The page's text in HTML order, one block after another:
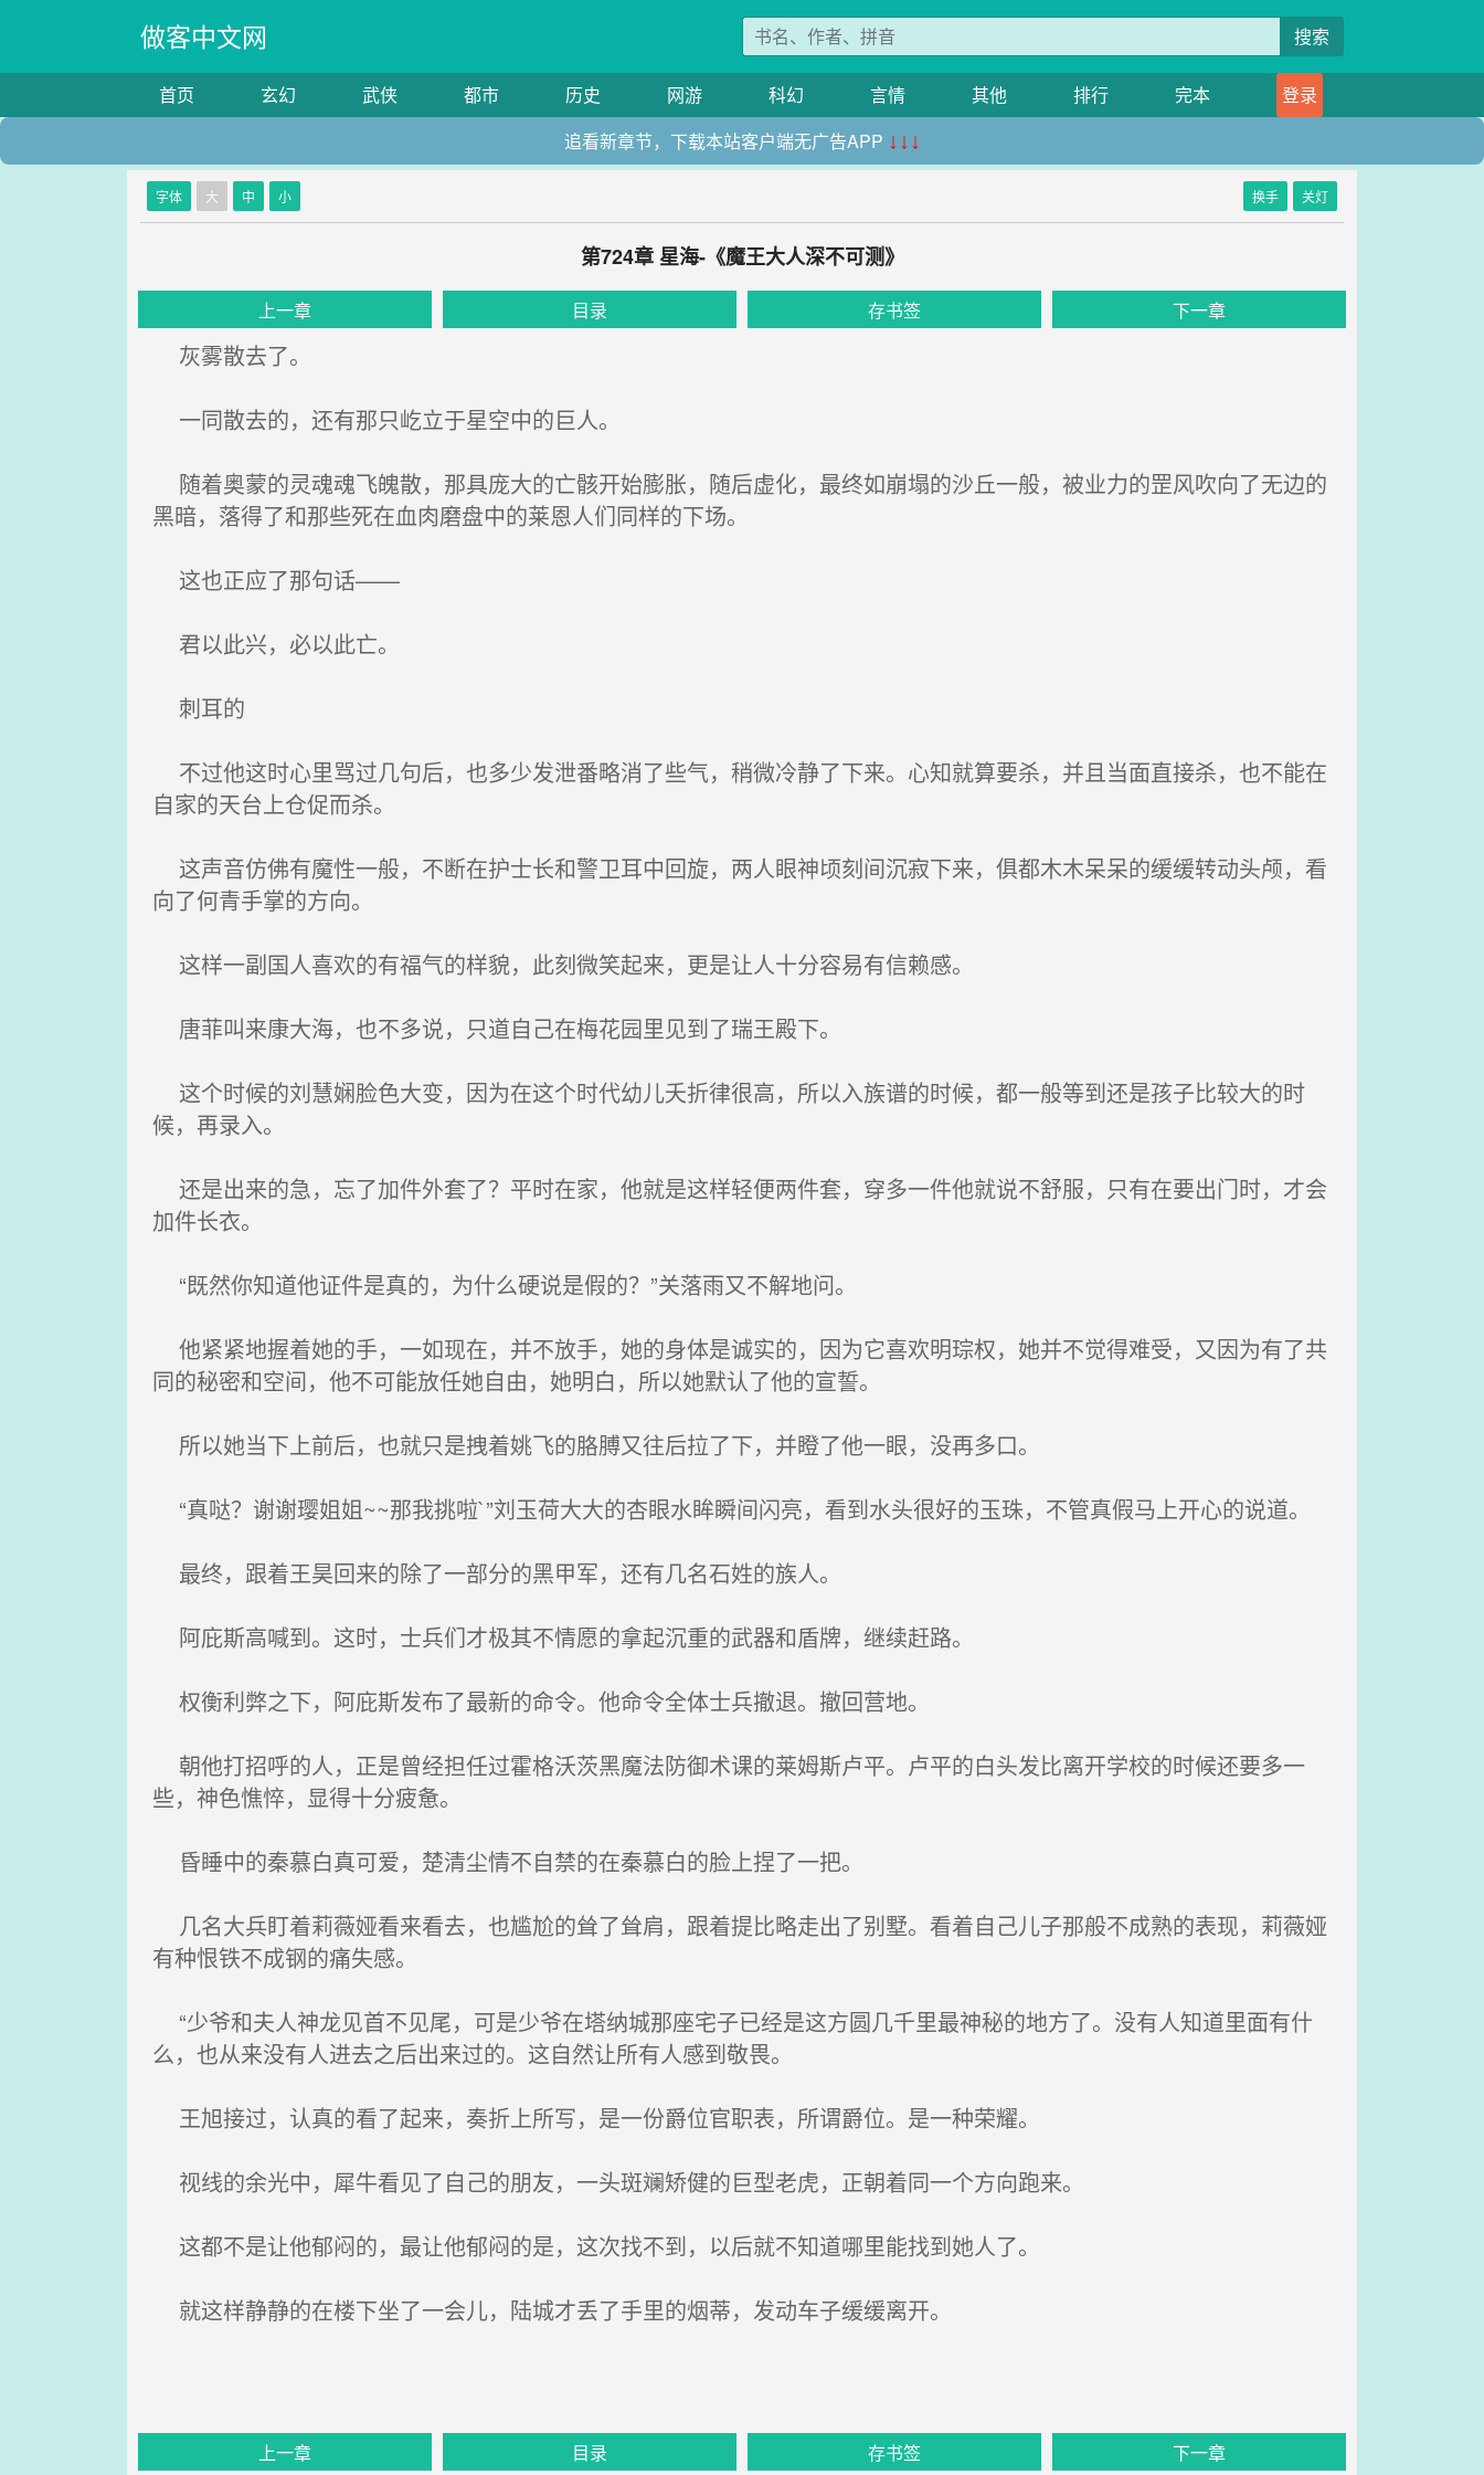
做客中文网 搜索
首页 玄幻 武侠 都市 历史 网游 科幻 言情 其他 排行 完本
登录
追看新章节，下载本站客户端无广告APP ↓↓↓
字体 大 中 小 换手 关灯
第724章 星海-《魔王大人深不可测》
上一章 目录 存书签 下一章
灰雾散去了。
一同散去的，还有那只屹立于星空中的巨人。
随着奥蒙的灵魂魂飞魄散，那具庞大的亡骸开始膨胀，随后虚化，最终如崩塌的沙丘一般，被业力的罡风吹向了无边的
黑暗，落得了和那些死在血肉磨盘中的莱恩人们同样的下场。
这也正应了那句话——
君以此兴，必以此亡。
刺耳的
不过他这时心里骂过几句后，也多少发泄番略消了些气，稍微冷静了下来。心知就算要杀，并且当面直接杀，也不能在
自家的天台上仓促而杀。
这声音仿佛有魔性一般，不断在护士长和警卫耳中回旋，两人眼神顷刻间沉寂下来，俱都木木呆呆的缓缓转动头颅，看
向了何青手掌的方向。
这样一副国人喜欢的有福气的样貌，此刻微笑起来，更是让人十分容易有信赖感。
唐菲叫来康大海，也不多说，只道自己在梅花园里见到了瑞王殿下。
这个时候的刘慧娴脸色大变，因为在这个时代幼儿夭折律很高，所以入族谱的时候，都一般等到还是孩子比较大的时
候，再录入。
还是出来的急，忘了加件外套了？平时在家，他就是这样轻便两件套，穿多一件他就说不舒服，只有在要出门时，才会
加件长衣。
“既然你知道他证件是真的，为什么硬说是假的？”关落雨又不解地问。
他紧紧地握着她的手，一如现在，并不放手，她的身体是诚实的，因为它喜欢明琮权，她并不觉得难受，又因为有了共
同的秘密和空间，他不可能放任她自由，她明白，所以她默认了他的宣誓。
所以她当下上前后，也就只是拽着姚飞的胳膊又往后拉了下，并瞪了他一眼，没再多口。
“真哒？谢谢璎姐姐~~那我挑啦`”刘玉荷大大的杏眼水眸瞬间闪亮，看到水头很好的玉珠，不管真假马上开心的说道。
最终，跟着王昊回来的除了一部分的黑甲军，还有几名石姓的族人。
阿庇斯高喊到。这时，士兵们才极其不情愿的拿起沉重的武器和盾牌，继续赶路。
权衡利弊之下，阿庇斯发布了最新的命令。他命令全体士兵撤退。撤回营地。
朝他打招呼的人，正是曾经担任过霍格沃茨黑魔法防御术课的莱姆斯卢平。卢平的白头发比离开学校的时候还要多一
些，神色憔悴，显得十分疲惫。
昏睡中的秦慕白真可爱，楚清尘情不自禁的在秦慕白的脸上捏了一把。
几名大兵盯着莉薇娅看来看去，也尴尬的耸了耸肩，跟着提比略走出了别墅。看着自己儿子那般不成熟的表现，莉薇娅
有种恨铁不成钢的痛失感。
“少爷和夫人神龙见首不见尾，可是少爷在塔纳城那座宅子已经是这方圆几千里最神秘的地方了。没有人知道里面有什
么，也从来没有人进去之后出来过的。这自然让所有人感到敬畏。
王旭接过，认真的看了起来，奏折上所写，是一份爵位官职表，所谓爵位。是一种荣耀。
视线的余光中，犀牛看见了自己的朋友，一头斑斓矫健的巨型老虎，正朝着同一个方向跑来。
这都不是让他郁闷的，最让他郁闷的是，这次找不到，以后就不知道哪里能找到她人了。
就这样静静的在楼下坐了一会儿，陆城才丢了手里的烟蒂，发动车子缓缓离开。
上一章 目录 存书签 下一章